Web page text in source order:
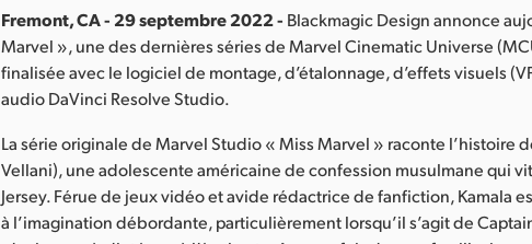
Fremont, CA - 29 septembre 2022 - Blackmagic Design annonce
Marvel », une des dernières séries de Marvel Cinematic Universe
finalisée avec le logiciel de montage, d’étalonnage, d’effets visuels
audio DaVinci Resolve Studio.
La série originale de Marvel Studio « Miss Marvel » raconte l’histoire
Vellani), une adolescente américaine de confession musulmane qui
Jersey. Férue de jeux vidéo et avide rédactrice de fanfiction, Kamala
à l’imagination débordante, particulièrement lorsqu’il s’agit de